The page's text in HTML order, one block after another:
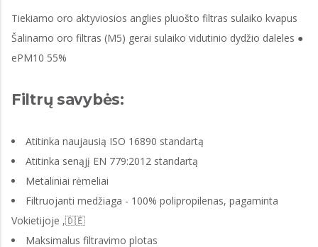
Tiekiamo oro aktyviosios anglies pluošto filtras sulaiko kvapus
Šalinamo oro filtras (M5) gerai sulaiko vidutinio dydžio daleles ●
ePM10 55%
Filtrų savybės:
Atitinka naujausią ISO 16890 standartą
Atitinka senąjį EN 779:2012 standartą
Metaliniai rėmeliai
Filtruojanti medžiaga - 100% polipropilenas, pagaminta
Vokietijoje ,🇩🇪
Maksimalus filtravimo plotas